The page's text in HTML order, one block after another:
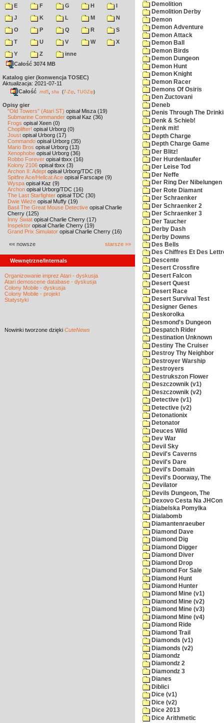
E
F G H
I
J
K L M
N
O
P Q R
S
T
U V W
X
Y
Z
inne
Całość 3074 MB
Katalog gier (konwencja TOSEC)
Aktualizacja: 2021-07-11
Całość md5 sha (7-Zip TUGZip)
Opisy gier
"Old Towers" (Atari ST) opisał Misza (19)
Submarine Commander opisał Kaz (36)
Frogs opisał Xeen (0)
Choplifter! opisał Urborg (0)
Joust opisał Urborg (17)
Commando opisał Urborg (35)
Mario Bros opisał Urborg (13)
Xenophobe opisał Urborg (36)
Robbo Forever opisał tbxx (16)
Kolony 2106 opisał tbxx (3)
Archon II: Adept opisał Urborg/TDC (9)
Spitfire Ace/Hellcat Ace opisał Farscape (9)
Wyspa opisał Kaz (9)
Archon opisał Urborg/TDC (16)
The Last Starfighter opisał TDC (30)
Dwie Wieże opisał Muffy (19)
Basil The Great Mouse Detective opisał Charlie
Cherry (125)
Inny Świat opisał Charlie Cherry (17)
Inspektor opisał Charlie Cherry (19)
Grand Prix Simulator opisał Charlie Cherry (16)
«« nowsze starsze »»
Wewnętrzne/Internals
Organizowanie imprez Atari - dyskusja
Atari demoscene database - dyskusja
Colony Mobile - dyskusja
Colony Mobile - projekt
Statystyki
Nowinki tworzone dzięki CuteNews
Demolition
Demolition Derby
Demon
Demon Adventure
Demon Attack
Demon Ball
Demon Birds
Demon Dungeon
Demon Hunt
Demon Knight
Demon Racer
Demons Of Osiris
Den Zuctovani
Deneb
Denis Through The
Denk & Schieb!
Denk mit!
Depth Charge
Depth Charge Game
Der Blitz!
Der Hurdenlaufer
Der Leise Tod
Der Neffe
Der Ring Der Nibelungen
Der Rote Diamant
Der Schraenker
Der Schraenker 2
Der Schraenker 3
Der Taucher
Derby Dash
Derby Downs
Des Bells
Des Chiffres Et Des
Descente
Desert Crossfire
Desert Falcon
Desert Quest
Desert Race
Desert Survival Test
Designer Genes
Deskorolka
Desmond's Dungeon
Despatch Rider
Destination Unknown
Destiny The Cruiser
Destroy Thy Neighbor
Destroyer Warship
Destroyers
Destrukszon Flower
Deszczownik (v1)
Deszczownik (v2)
Detective (v1)
Detective (v2)
Detonationix
Detonator
Deuces Wild
Dev War
Devil Sky
Devil's Caverns
Devil's Dare
Devil's Domain
Devil's Doorway, The
Devilator
Devils Dungeon, The
Dexovo Cesta Na JHCon
Diabelska Pomylka
Dialabomb
Diamantenraeuber
Diamond Dave
Diamond Dig
Diamond Digger
Diamond Diver
Diamond Drop
Diamond For Sale
Diamond Hunt
Diamond Hunter
Diamond Mine (v1)
Diamond Mine (v2)
Diamond Mine (v3)
Diamond Mine (v4)
Diamond Ride
Diamond Trail
Diamonds (v1)
Diamonds (v2)
Diamondz
Diamondz 2
Diamondz 3
Dianes
Diblici
Dice (v1)
Dice (v2)
Dice 2013
Dice Arithmetic